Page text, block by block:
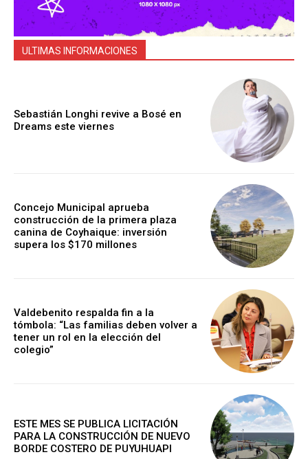
ULTIMAS INFORMACIONES
Sebastián Longhi revive a Bosé en
Dreams este viernes
Concejo Municipal aprueba
construcción de la primera plaza
canina de Coyhaique: inversión
supera los $170 millones
Valdebenito respalda fin a la
tómbola: “Las familias deben volver a
tener un rol en la elección del
colegio”
ESTE MES SE PUBLICA LICITACIÓN
PARA LA CONSTRUCCIÓN DE NUEVO
BORDE COSTERO DE PUYUHUAPI